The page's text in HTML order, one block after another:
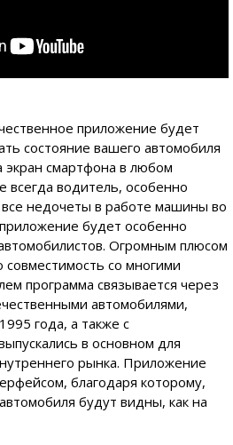
приложение будет
состояние вашего автомобиля
экран смартфона в любом
всегда водитель, особенно
недочеты в работе машины во
будет особенно
Огромным плюсом
совместимость со многими
программа связывается через
автомобилями,
года, а также с
в основном для
рынка. Приложение
благодаря которому,
будут видны, как на